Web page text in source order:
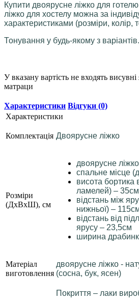
Купити двоярусне ліжко для
ліжко для хостелу можна за
характеристиками (розміри, колір,
Тонування у будь-якому з варіантів.
У вказану вартість не входять
матраци
Характеристики Відгуки (0)
Характеристики
Комплектація Двоярусне ліжко
Розміри
(ДхВхШ), см
двоярусне
спальне місце
висота бортика
ламелей) – 35см
відстань між
нижньої) –
відстань від
ярусу – 23,5см
ширина
Матеріал
виготовлення
двоярусне ліжко -
(сосна, бук, ясен)
Покриття – лаки